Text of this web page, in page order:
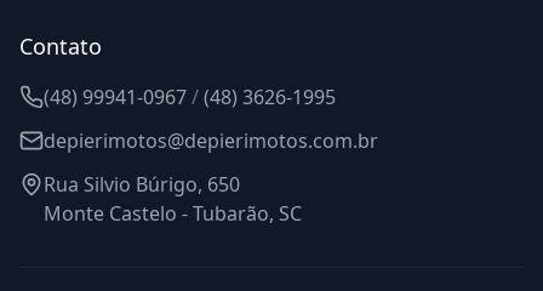
Contato
(48) 99941-0967/(48) 3626-1995
depierimotos@depierimotos.com.br
Rua Silvio Búrigo, 650
Monte Castelo - Tubarão, SC